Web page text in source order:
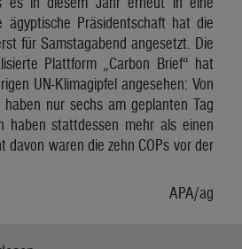
ägyptische Präsidentschaft hat die
für Samstagabend angesetzt. Die
Plattform „Carbon Brief“ hat
UN-Klimagipfel angesehen: Von
nur sechs am geplanten Tag
haben stattdessen mehr als einen
davon waren die zehn COPs vor der
APA/ag